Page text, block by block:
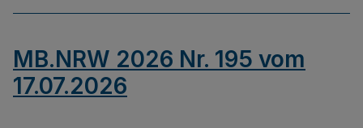
MB.NRW 2026 Nr. 195 vom
17.07.2026